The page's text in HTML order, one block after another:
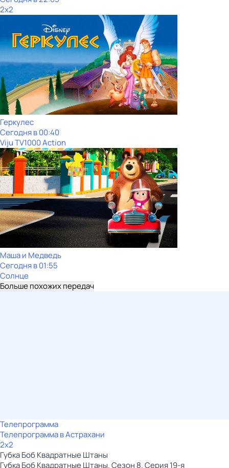
2x2
Геркулес
Сегодня в 00:40
Viju TV1000 Action
Маша и Медведь
Сегодня в 01:55
Солнце
Больше похожих передач
Телепрограмма
Телепрограмма в Астрахани
2x2
Губка Боб Квадратные Штаны
Губка Боб Квадратные Штаны. Сезон 8. Серия 19-я